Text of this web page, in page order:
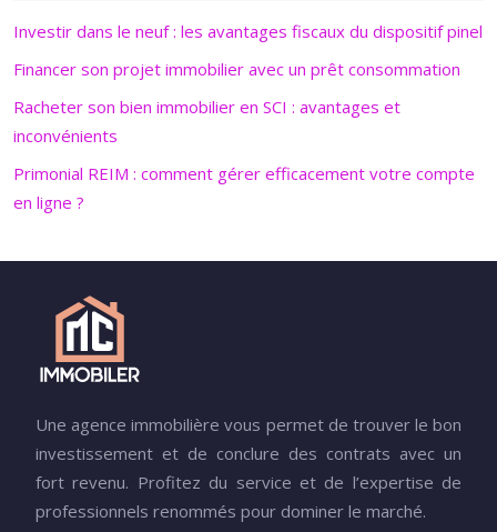
Investir dans le neuf : les avantages fiscaux du dispositif pinel
Financer son projet immobilier avec un prêt consommation
Racheter son bien immobilier en SCI : avantages et
inconvénients
Primonial REIM : comment gérer efficacement votre compte
en ligne ?
Une agence immobilière vous permet de trouver le bon
investissement et de conclure des contrats avec un
fort revenu. Profitez du service et de l’expertise de
professionnels renommés pour dominer le marché.